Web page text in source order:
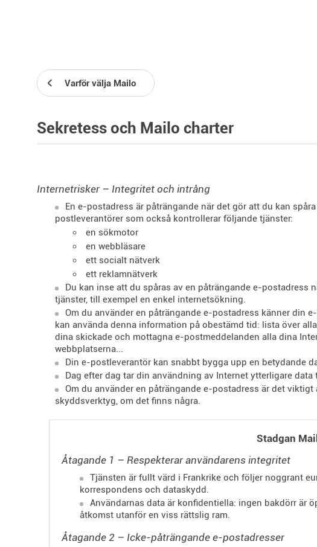
Varför välja Mailo
Sekretess och Mailo charter
Internetrisker – Integritet och intrång
En e-postadress är påträngande när det gör att du kan
postleverantörer som också kontrollerar följande tjänster:
en sökmotor
en webbläsare
ett socialt nätverk
ett reklamnätverk
Du kan inse att du spåras av en påträngande e-
tjänster, till exempel en enkel internetsökning.
Om du använder en påträngande e-postadress känner din
kan använda denna information på obestämd tid: lista över
dina skickade och mottagna e-postmeddelanden alla dina
webbplatserna...
Din e-postleverantör kan snabbt bygga upp en betydande
Dag efter dag tar din användning av Internet ytterligare
Om du använder en påträngande e-postadress är det
skyddsverktyg, om det finns några.
Stadgan
Åtagande 1 – Respekterar användarens integritet
Tjänsten är fullt värd i Frankrike och följer noggrant
korrespondens och dataskydd.
Användarnas data är konfidentiella: ingen bakdörr är
åtkomst utanför en viss rättslig ram.
Åtagande 2 – Icke-påträngande e-postadresser